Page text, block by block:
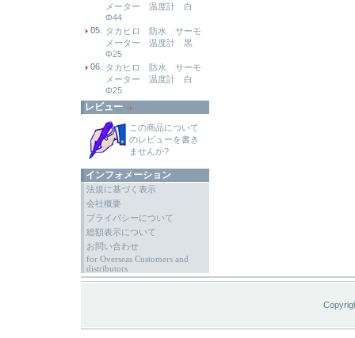
メーター 温度計 白
Φ44
05.
タカヒロ 防水 サーモ
メーター 温度計 黒
Φ25
06.
タカヒロ 防水 サーモ
メーター 温度計 白
Φ25
レビュー
この商品について
のレビューを書き
ませんか?
インフォメーション
法規に基づく表示
会社概要
プライバシーについて
総額表示について
お問い合わせ
for Overseas Customers and
distributors